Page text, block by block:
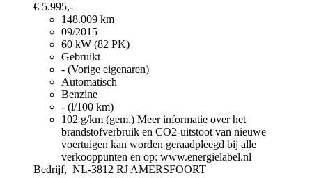
€ 5.995,-
148.009 km
09/2015
60 kW (82 PK)
Gebruikt
- (Vorige eigenaren)
Automatisch
Benzine
- (l/100 km)
102 g/km (gem.) Meer informatie over het
brandstofverbruik en CO2-uitstoot van nieuwe
voertuigen kan worden geraadpleegd bij alle
verkooppunten en op: www.energielabel.nl
Bedrijf, NL-3812 RJ AMERSFOORT